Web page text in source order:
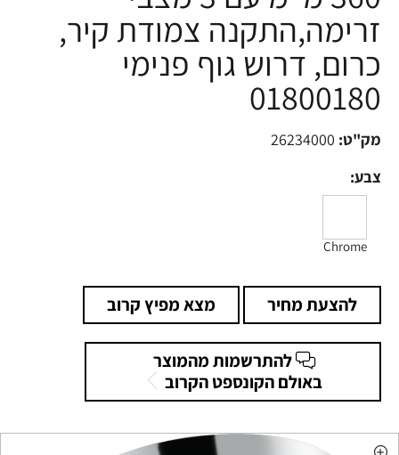
זרימה,התקנה צמודת קיר,
כרום, דרוש גוף פנימי
01800180
מק"ט: 26234000
צבע:
Chrome
להצעת מחיר מצא מפיץ קרוב
להתרשמות מהמוצר
באולם הקונספט הקרוב